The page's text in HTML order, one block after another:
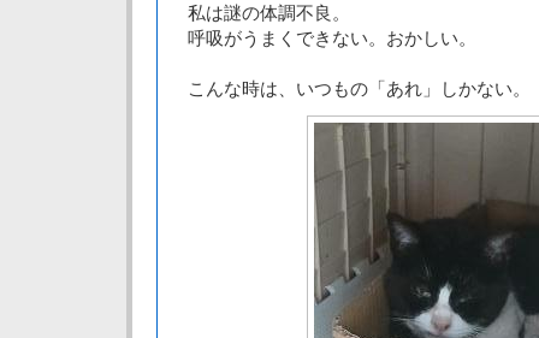
私は謎の体調不良。
呼吸がうまくできない。おかしい。
こんな時は、いつもの「あれ」しかない。